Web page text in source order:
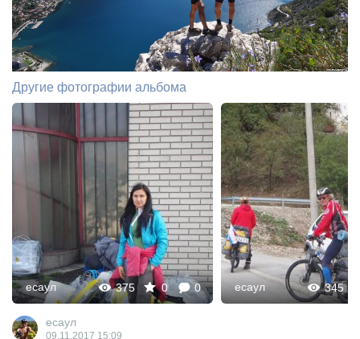
Другие фотографии альбома
375 0 0
есаул 345
есаул
есаул
09.11.2017 15:09